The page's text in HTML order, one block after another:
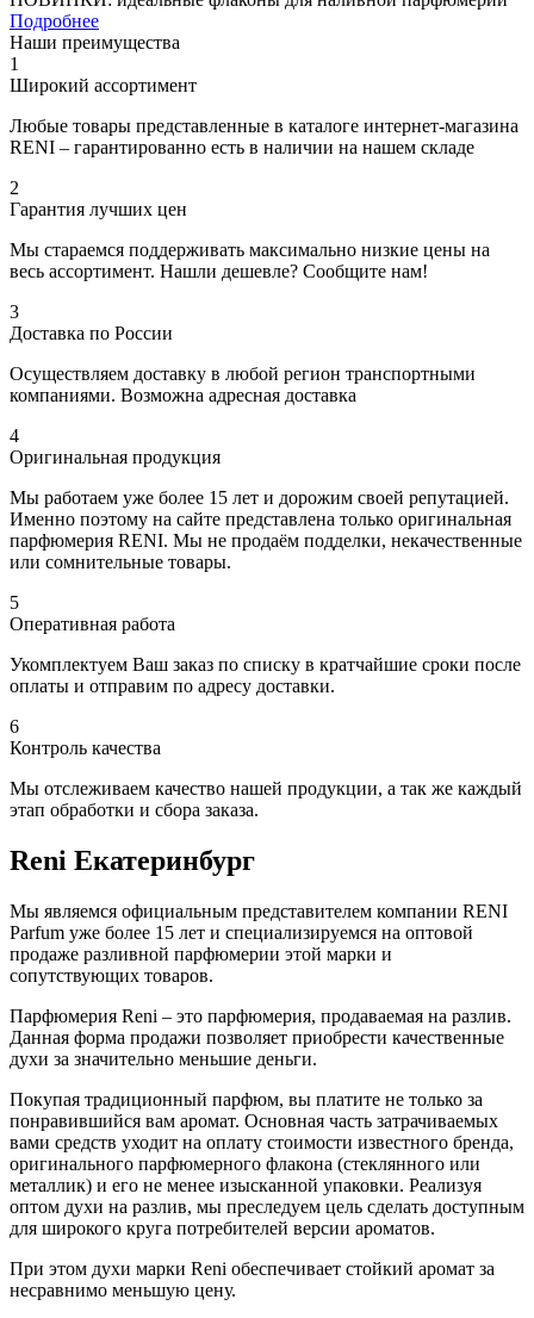
Подробнее
Наши преимущества
1
Широкий ассортимент
Любые товары представленные в каталоге интернет-магазина
RENI – гарантированно есть в наличии на нашем складе
2
Гарантия лучших цен
Мы стараемся поддерживать максимально низкие цены на
весь ассортимент. Нашли дешевле? Сообщите нам!
3
Доставка по России
Осуществляем доставку в любой регион транспортными
компаниями. Возможна адресная доставка
4
Оригинальная продукция
Мы работаем уже более 15 лет и дорожим своей репутацией.
Именно поэтому на сайте представлена только оригинальная
парфюмерия RENI. Мы не продаём подделки, некачественные
или сомнительные товары.
5
Оперативная работа
Укомплектуем Ваш заказ по списку в кратчайшие сроки после
оплаты и отправим по адресу доставки.
6
Контроль качества
Мы отслеживаем качество нашей продукции, а так же каждый
этап обработки и сбора заказа.
Reni Екатеринбург
Мы являемся официальным представителем компании RENI
Parfum уже более 15 лет и специализируемся на оптовой
продаже разливной парфюмерии этой марки и
сопутствующих товаров.
Парфюмерия Reni – это парфюмерия, продаваемая на разлив.
Данная форма продажи позволяет приобрести качественные
духи за значительно меньшие деньги.
Покупая традиционный парфюм, вы платите не только за
понравившийся вам аромат. Основная часть затрачиваемых
вами средств уходит на оплату стоимости известного бренда,
оригинального парфюмерного флакона (стеклянного или
металлик) и его не менее изысканной упаковки. Реализуя
оптом духи на разлив, мы преследуем цель сделать доступным
для широкого круга потребителей версии ароматов.
При этом духи марки Reni обеспечивает стойкий аромат за
несравнимо меньшую цену.